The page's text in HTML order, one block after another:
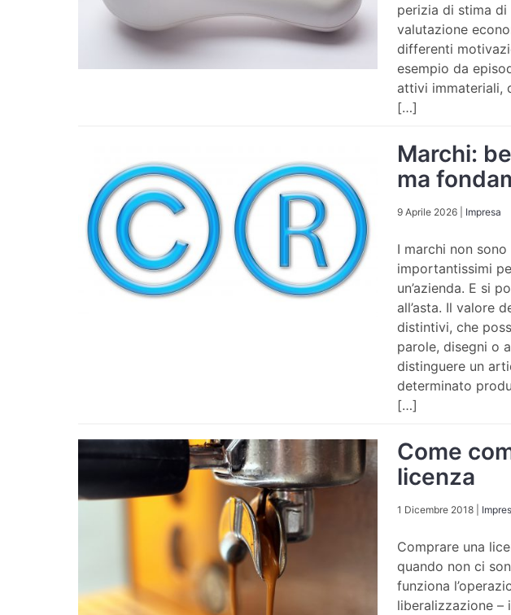
perizia di stima
valutazione
differenti
esempio da
attivi immateriali,
[…]
Marchi:
ma
9 Aprile 2026 Impresa
I marchi non
importantissimi
un’azienda. E si
all’asta. Il valore
distintivi, che
parole, disegni o
distinguere un
determinato
[…]
Come
licenza
1 Dicembre 2018
Comprare una
quando non ci
funziona
liberalizzazione –